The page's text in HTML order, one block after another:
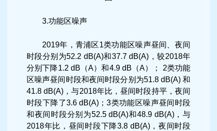
3.功能区噪声
2019年，青浦区1类功能区噪声昼间、夜间
时段分别为52.2 dB(A)和37.7 dB(A)，较2018年
分别下降1.2 dB（A）和4.9 dB（A）； 2类功能
区噪声昼间时段和夜间时段分别为51.8 dB(A) 和
41.8 dB(A)，与2018年比，昼间时段持平，夜间
时段下降了3.6 dB(A)；3类功能区噪声昼间时段
和夜间时段分别为52.5 dB(A)和48.9 dB(A)，与
2018年比，昼间时段下降3.8 dB(A)，夜间时段